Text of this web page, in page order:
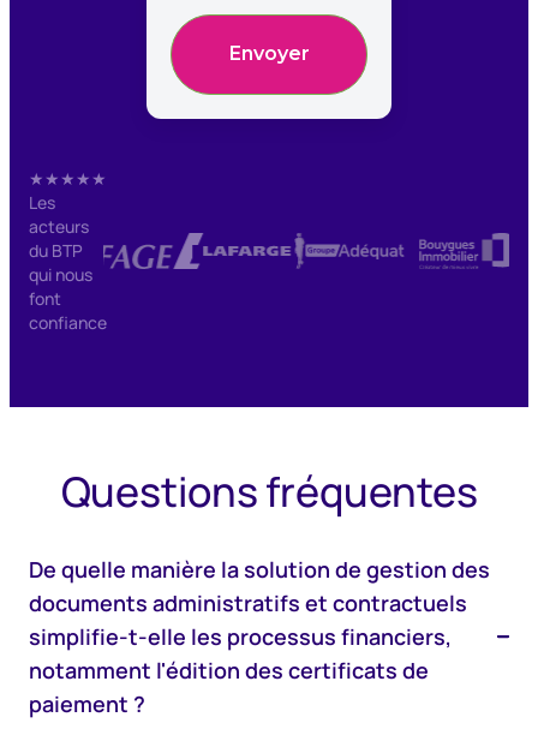
Envoyer
★★★★★
Les
acteurs
du BTP
qui nous
font
confiance
Questions fréquentes
De quelle manière la solution de gestion des
documents administratifs et contractuels
simplifie-t-elle les processus financiers,
notamment l'édition des certificats de
paiement ?